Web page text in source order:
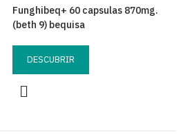
Funghibeq+ 60 capsulas 870mg.
(beth 9) bequisa
DESCUBRIR